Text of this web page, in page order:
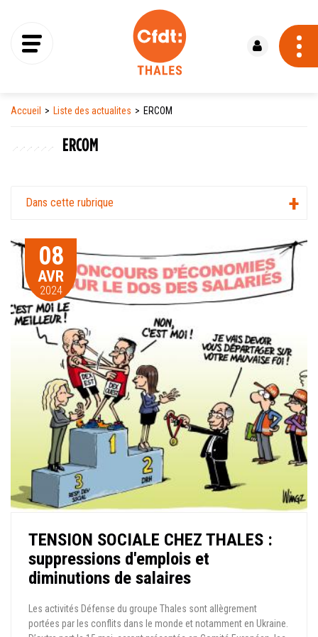
Accueil Liste des actualites ERCOM
ERCOM
Dans cette rubrique
08
AVR
2024
TENSION SOCIALE CHEZ THALES :
suppressions d'emplois et
diminutions de salaires
Les activités Défense du groupe Thales sont allègrement
portées par les conflits dans le monde et notamment en Ukraine.